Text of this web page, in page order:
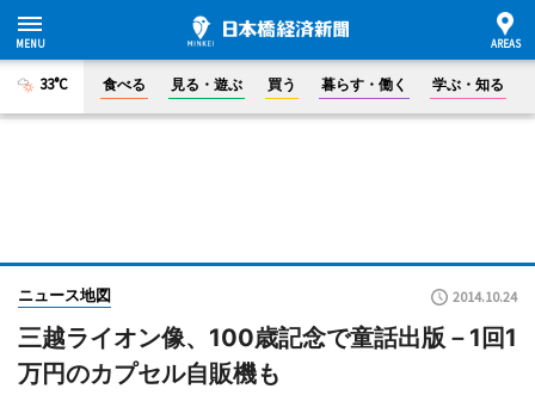
33°C 食べる 見る・遊ぶ 買う 暮らす・働く 学ぶ・知る
ニュース地図 2014.10.24
三越ライオン像、100歳記念で童話出版－1回1
万円のカプセル自販機も